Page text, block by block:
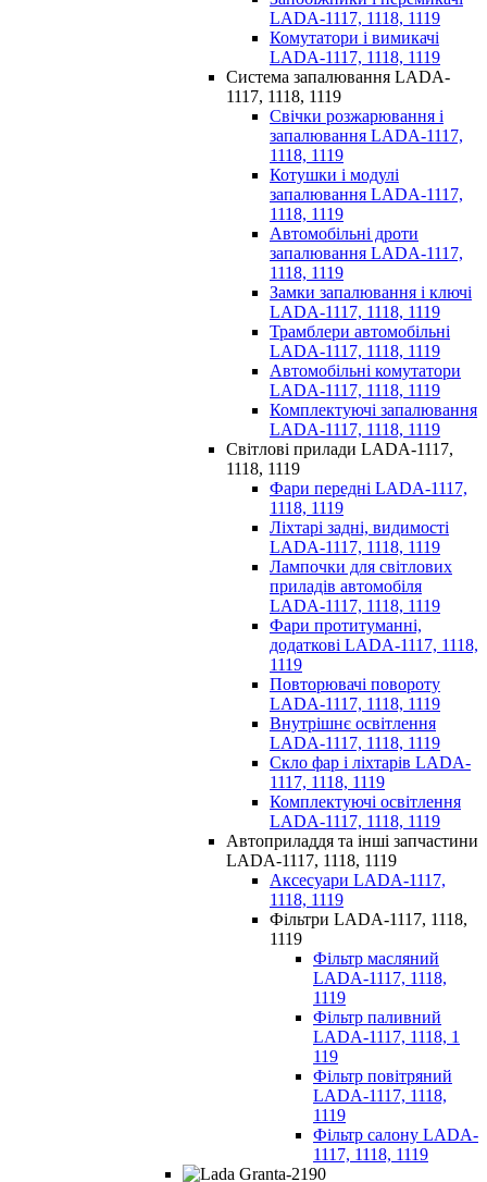
LADA-1117, 1118, 1119
Комутатори і вимикачі
LADA-1117, 1118, 1119
Система запалювання LADA-
1117, 1118, 1119
Свічки розжарювання і
запалювання LADA-1117,
1118, 1119
Котушки і модулі
запалювання LADA-1117,
1118, 1119
Автомобільні дроти
запалювання LADA-1117,
1118, 1119
Замки запалювання і ключі
LADA-1117, 1118, 1119
Трамблери автомобільні
LADA-1117, 1118, 1119
Автомобільні комутатори
LADA-1117, 1118, 1119
Комплектуючі запалювання
LADA-1117, 1118, 1119
Світлові прилади LADA-1117,
1118, 1119
Фари передні LADA-1117,
1118, 1119
Ліхтарі задні, видимості
LADA-1117, 1118, 1119
Лампочки для світлових
приладів автомобіля
LADA-1117, 1118, 1119
Фари протитуманні,
додаткові LADA-1117, 1118,
1119
Повторювачі повороту
LADA-1117, 1118, 1119
Внутрішнє освітлення
LADA-1117, 1118, 1119
Скло фар і ліхтарів LADA-
1117, 1118, 1119
Комплектуючі освітлення
LADA-1117, 1118, 1119
Автоприладдя та інші запчастини
LADA-1117, 1118, 1119
Аксесуари LADA-1117,
1118, 1119
Фільтри LADA-1117, 1118,
1119
Фільтр масляний
LADA-1117, 1118,
1119
Фільтр паливний
LADA-1117, 1118, 1
119
Фільтр повітряний
LADA-1117, 1118,
1119
Фільтр салону LADA-
1117, 1118, 1119